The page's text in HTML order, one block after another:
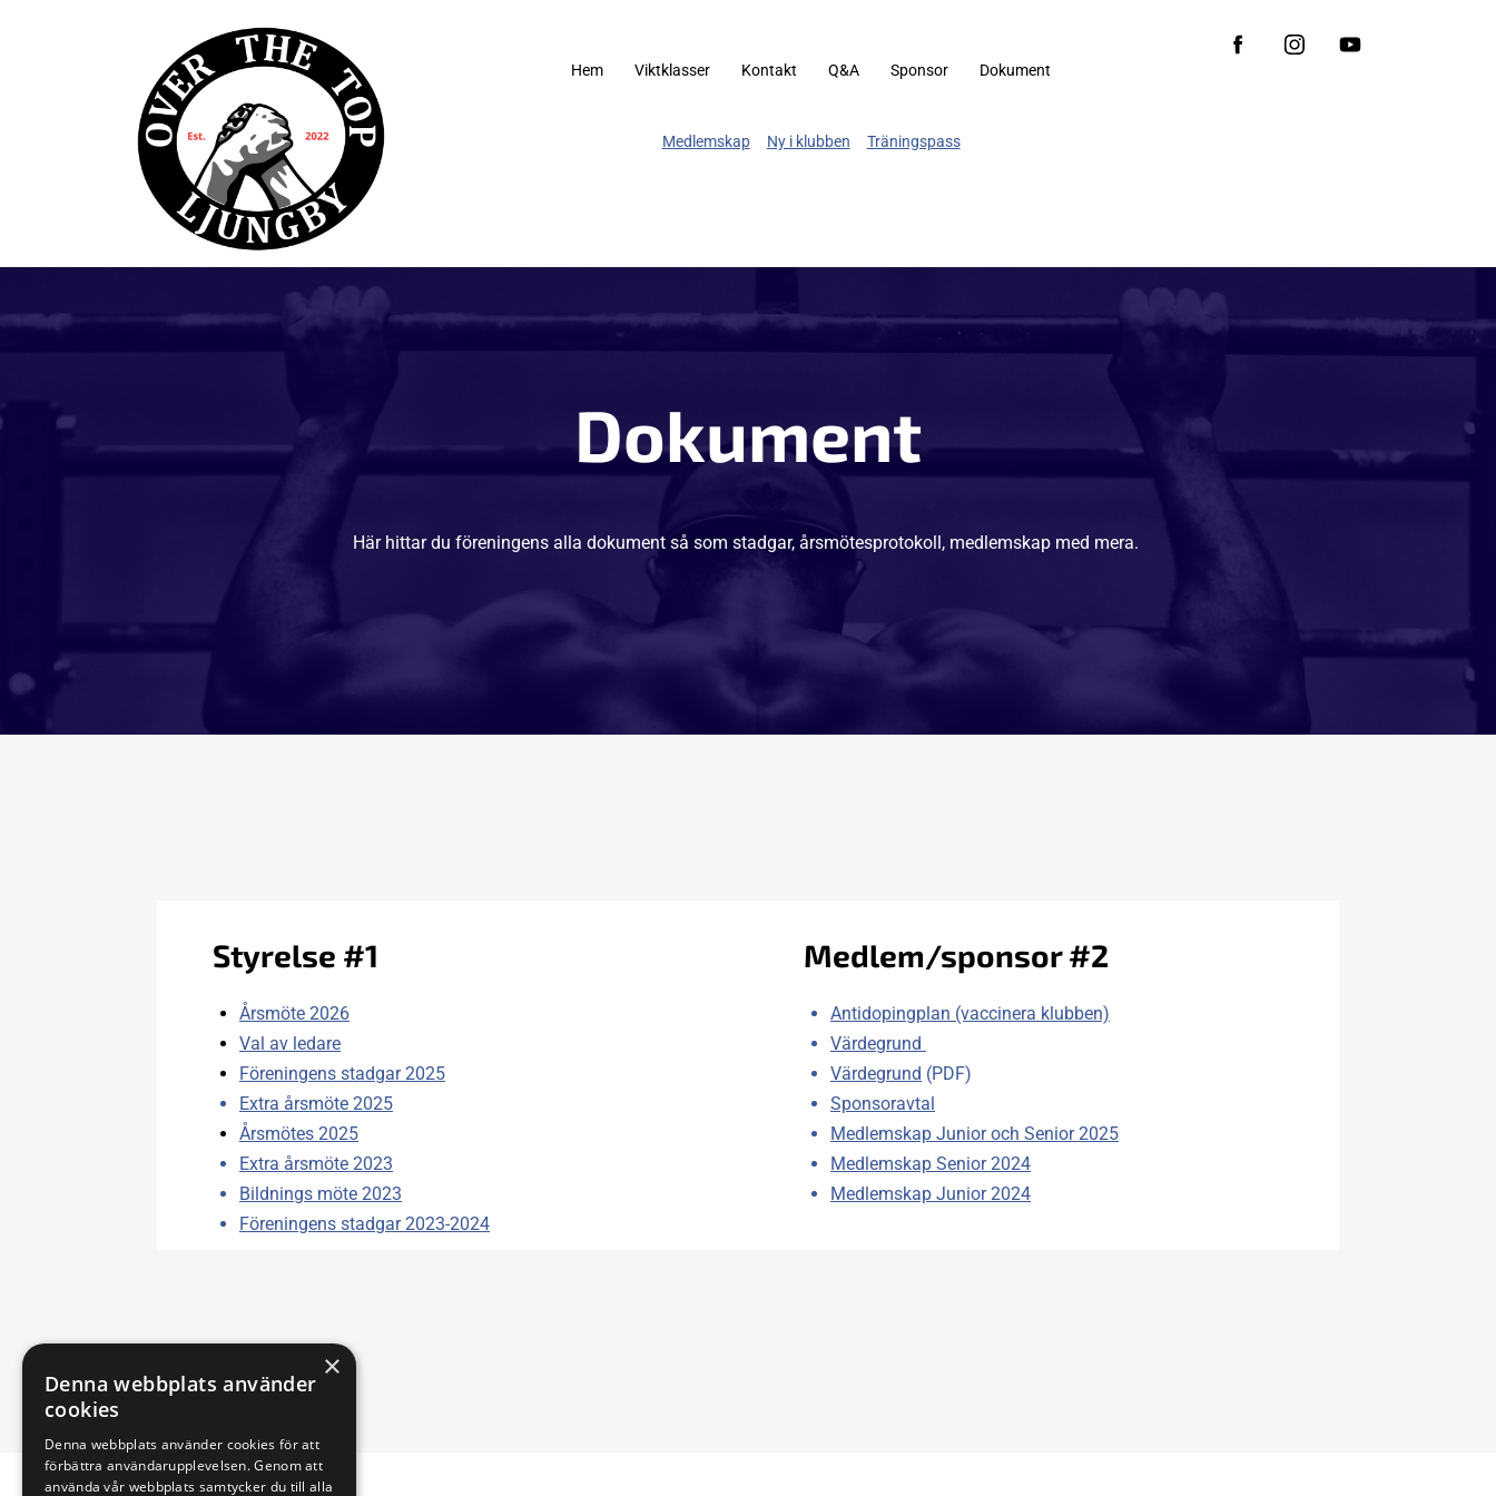
Hem Viktklasser Kontakt Q&A Sponsor Dokument
Medlemskap Ny i klubben Träningspass
Dokument
Här hittar du föreningens alla dokument så som stadgar, årsmötesprotokoll, medlemskap med mera.
Styrelse #1
Årsmöte 2026
Val av ledare
Föreningens stadgar 2025
Extra årsmöte 2025
Årsmötes 2025
Extra årsmöte 2023
Bildnings möte 2023
Föreningens stadgar 2023-2024
Medlem/sponsor #2
Antidopingplan (vaccinera klubben)
Värdegrund
Värdegrund (PDF)
Sponsoravtal
Medlemskap Junior och Senior 2025
Medlemskap Senior 2024
Medlemskap Junior 2024
×
Denna webbplats använder
cookies
Denna webbplats använder cookies för att
förbättra användarupplevelsen. Genom att
använda vår webbplats samtycker du till alla